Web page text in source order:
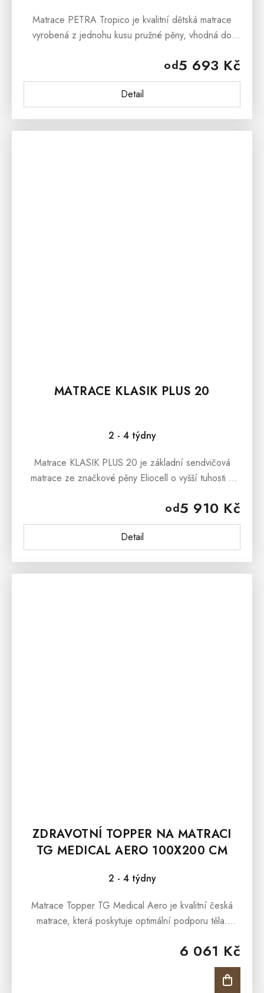
od5 693 Kč
Detail
Matrace PETRA Tropico je kvalitní dětská matrace
vyrobená z jednohu kusu pružné pěny, vhodná do
Tropico je vhodná do patrové...
MATRACE KLASIK PLUS 20
2 - 4 týdny
od5 910 Kč
Detail
Matrace KLASIK PLUS 20 je základní sendvičová
matrace ze značkové pěny Eliocell o vyšší tuhosti a
vyprofilované jádro zaručuje dostatečnou...
ZDRAVOTNÍ TOPPER NA MATRACI
TG MEDICAL AERO 100X200 CM
2 - 4 týdny
6 061 Kč
Matrace Topper TG Medical Aero je kvalitní česká
matrace, která poskytuje optimální podporu těla.